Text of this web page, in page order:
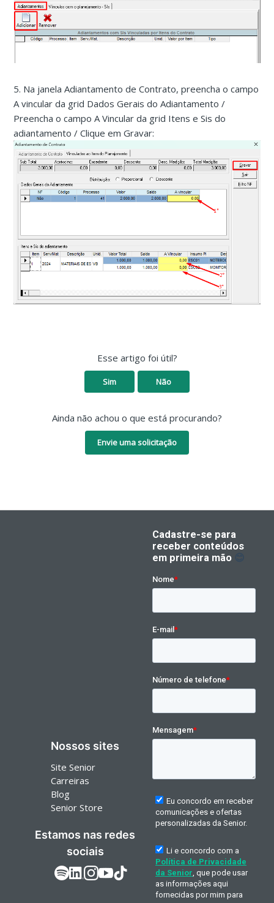
5. Na janela Adiantamento de Contrato, preencha o campo
A vincular da grid Dados Gerais do Adiantamento /
Preencha o campo A Vincular da grid Itens e Sis do
adiantamento / Clique em Gravar:
Esse artigo foi útil?
Sim Não
Ainda não achou o que está procurando?
Envie uma solicitação
Nossos sites
Site Senior
Carreiras
Blog
Senior Store
Estamos nas redes
sociais